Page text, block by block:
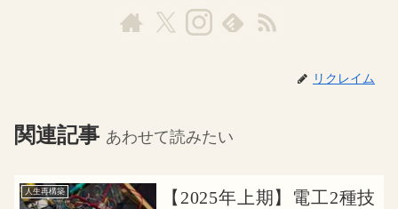
リクレイム
関連記事 あわせて読みたい
人生再構築
【2025年上期】電工2種技